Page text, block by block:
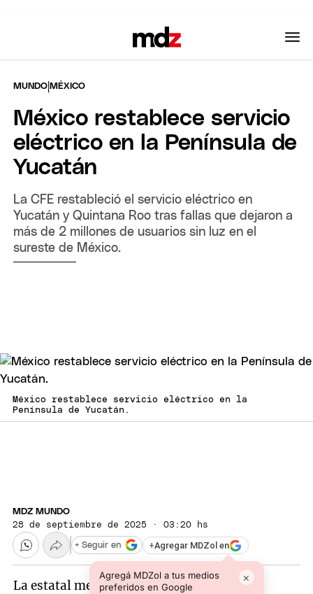
MUNDO |MÉXICO
México restablece servicio
eléctrico en la Península de
Yucatán
La CFE restableció el servicio eléctrico en
Yucatán y Quintana Roo tras fallas que dejaron a
más de 2 millones de usuarios sin luz en el
sureste de México.
México restablece servicio eléctrico en la
Península de Yucatán.
MDZ MUNDO
28 de septiembre de 2025 · 03:20 hs
+Agregar MDZol en
Agregá MDZol a tus medios
preferidos en Google
×
+ Seguir en
La estatal mexicana Comisión Federal de